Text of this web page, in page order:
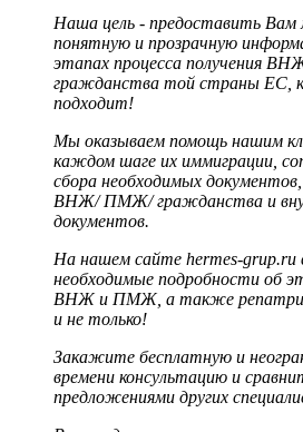
Наша цель - предоставить Вам
понятную и прозрачную
этапах процесса получения
гражданства той страны ЕС,
подходит!
Мы оказываем помощь нашим
каждом шаге их иммиграции,
сбора необходимых
ВНЖ/ ПМЖ/ гражданства и
документов.
На нашем сайте hermes-grup.ru
необходимые подробности об
ВНЖ и ПМЖ, а также
и не только!
Закажите бесплатную и
времени консультацию и
предложениями других